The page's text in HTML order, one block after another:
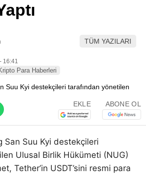
Telegram
TÜM YAZILARI
16:41
Para Haberleri
EKLE ABONE OL
San Suu Kyi destekçileri
Ulusal Birlik Hükümeti (NUG)
Tether’in USDT’sini resmi para